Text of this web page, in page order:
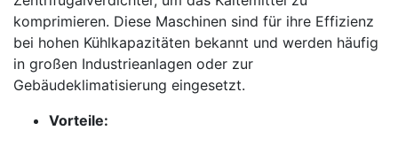
komprimieren. Diese Maschinen sind für ihre Effizienz
bei hohen Kühlkapazitäten bekannt und werden häufig
in großen Industrieanlagen oder zur
Gebäudeklimatisierung eingesetzt.
Vorteile: